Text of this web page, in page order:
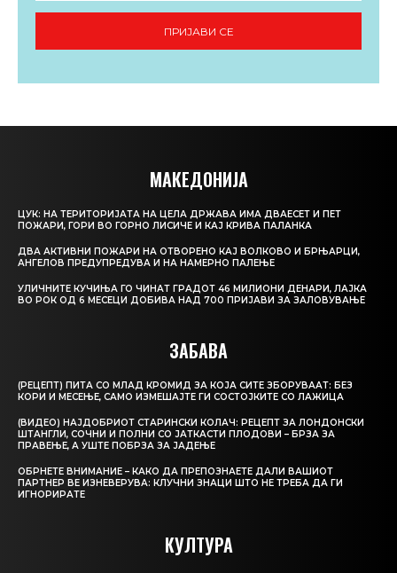
ПРИЈАВИ СЕ
МАКЕДОНИЈА
ЦУК: НА ТЕРИТОРИЈАТА НА ЦЕЛА ДРЖАВА ИМА ДВАЕСЕТ И ПЕТ
ПОЖАРИ, ГОРИ ВО ГОРНО ЛИСИЧЕ И КАЈ КРИВА ПАЛАНКА
ДВА АКТИВНИ ПОЖАРИ НА ОТВОРЕНО КАЈ ВОЛКОВО И БРЊАРЦИ,
АНГЕЛОВ ПРЕДУПРЕДУВА И НА НАМЕРНО ПАЛЕЊЕ
УЛИЧНИТЕ КУЧИЊА ГО ЧИНАТ ГРАДОТ 46 МИЛИОНИ ДЕНАРИ, ЛАЈКА
ВО РОК ОД 6 МЕСЕЦИ ДОБИВА НАД 700 ПРИЈАВИ ЗА ЗАЛОВУВАЊЕ
ЗАБАВА
(РЕЦЕПТ) ПИТА СО МЛАД КРОМИД ЗА КОЈА СИТЕ ЗБОРУВААТ: БЕЗ
КОРИ И МЕСЕЊЕ, САМО ИЗМЕШАЈТЕ ГИ СОСТОЈКИТЕ СО ЛАЖИЦА
(ВИДЕО) НАЈДОБРИОТ СТАРИНСКИ КОЛАЧ: РЕЦЕПТ ЗА ЛОНДОНСКИ
ШТАНГЛИ, СОЧНИ И ПОЛНИ СО ЈАТКАСТИ ПЛОДОВИ – БРЗА ЗА
ПРАВЕЊЕ, А УШТЕ ПОБРЗА ЗА ЈАДЕЊЕ
ОБРНЕТЕ ВНИМАНИЕ – КАКО ДА ПРЕПОЗНАЕТЕ ДАЛИ ВАШИОТ
ПАРТНЕР ВЕ ИЗНЕВЕРУВА: КЛУЧНИ ЗНАЦИ ШТО НЕ ТРЕБА ДА ГИ
ИГНОРИРАТЕ
КУЛТУРА